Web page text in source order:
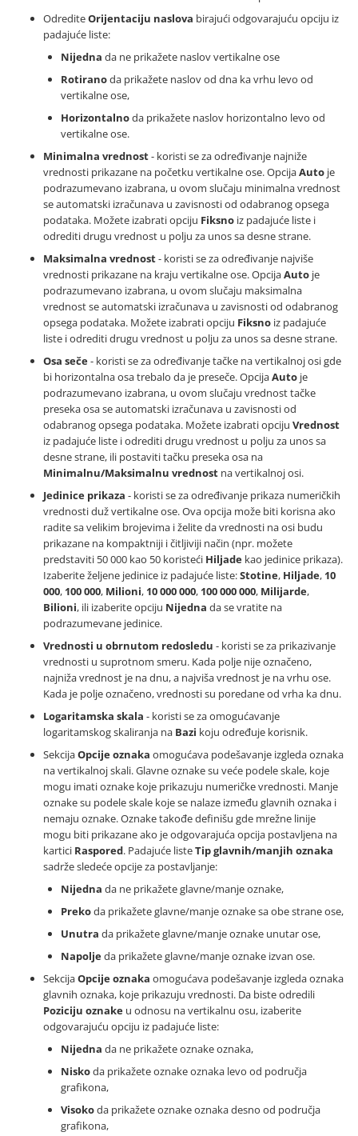
OdrediteOrijentaciju naslova birajući odgovarajuću opciju iz
padajuće liste:
Nijedna da ne prikažete naslov vertikalne ose
Rotiranoda prikažete naslov od dna ka vrhu levo od
vertikalne ose,
Horizontalnoda prikažete naslov horizontalno levo od
vertikalne ose.
Minimalna vrednost- koristi se za određivanje najniže
vrednosti prikazane na početku vertikalne ose. OpcijaAuto je
podrazumevano izabrana, u ovom slučaju minimalna vrednost
se automatski izračunava u zavisnosti od odabranog opsega
podataka. Možete izabrati opciju Fiksno iz padajuće liste i
odrediti drugu vrednost u polju za unos sa desne strane.
Maksimalna vrednost- koristi se za određivanje najviše
vrednosti prikazane na kraju vertikalne ose. OpcijaAuto je
podrazumevano izabrana, u ovom slučaju maksimalna
vrednost se automatski izračunava u zavisnosti od odabranog
opsega podataka. Možete izabrati opciju Fiksno iz padajuće
liste i odrediti drugu vrednost u polju za unos sa desne strane.
Osa seče- koristi se za određivanje tačke na vertikalnoj osi gde
bi horizontalna osa trebalo da je preseče. OpcijaAuto je
podrazumevano izabrana, u ovom slučaju vrednost tačke
preseka osa se automatski izračunava u zavisnosti od
odabranog opsega podataka. Možete izabrati opciju Vrednost
iz padajuće liste i odrediti drugu vrednost u polju za unos sa
desne strane, ili postaviti tačku preseka osa na
Minimalnu/Maksimalnu vrednost na vertikalnoj osi.
Jedinice prikaza - koristi se za određivanje prikaza numeričkih
vrednosti duž vertikalne ose. Ova opcija može biti korisna ako
radite sa velikim brojevima i želite da vrednosti na osi budu
prikazane na kompaktniji i čitljiviji način (npr. možete
predstaviti 50 000 kao 50 koristeći Hiljade kao jedinice prikaza).
Izaberite željene jedinice iz padajuće liste:Stotine, Hiljade, 10
000, 100 000, Milioni, 10 000 000, 100 000 000, Milijarde,
Bilioni, ili izaberite opciju Nijedna da se vratite na
podrazumevane jedinice.
Vrednosti u obrnutom redosledu - koristi se za prikazivanje
vrednosti u suprotnom smeru. Kada polje nije označeno,
najniža vrednost je na dnu, a najviša vrednost je na vrhu ose.
Kada je polje označeno, vrednosti su poredane od vrha ka dnu.
Logaritamska skala - koristi se za omogućavanje
logaritamskog skaliranja na Bazi koju određuje korisnik.
SekcijaOpcije oznaka omogućava podešavanje izgleda oznaka
na vertikalnoj skali. Glavne oznake su veće podele skale, koje
mogu imati oznake koje prikazuju numeričke vrednosti. Manje
oznake su podele skale koje se nalaze između glavnih oznaka i
nemaju oznake. Oznake takođe definišu gde mrežne linije
mogu biti prikazane ako je odgovarajuća opcija postavljena na
kartici Raspored. Padajuće listeTip glavnih/manjih oznaka
sadrže sledeće opcije za postavljanje:
Nijedna da ne prikažete glavne/manje oznake,
Prekoda prikažete glavne/manje oznake sa obe strane ose,
Unutra da prikažete glavne/manje oznake unutar ose,
Napoljeda prikažete glavne/manje oznake izvan ose.
SekcijaOpcije oznaka omogućava podešavanje izgleda oznaka
glavnih oznaka, koje prikazuju vrednosti. Da biste odredili
Poziciju oznake u odnosu na vertikalnu osu, izaberite
odgovarajuću opciju iz padajuće liste:
Nijedna da ne prikažete oznake oznaka,
Niskoda prikažete oznake oznaka levo od područja
grafikona,
Visokoda prikažete oznake oznaka desno od područja
grafikona,